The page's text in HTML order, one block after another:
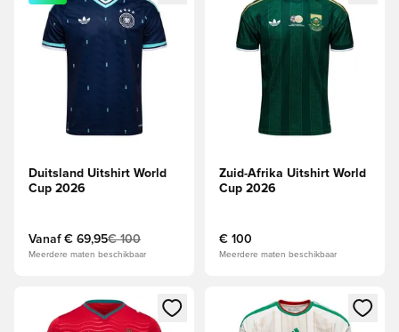
Duitsland Uitshirt World
Cup 2026
Vanaf € 69,95€ 100
Meerdere maten beschikbaar
Zuid-Afrika Uitshirt World
Cup 2026
€ 100
Meerdere maten beschikbaar
Opent een venster om in te loggen of je aan te melden als
Opent een venster om in te